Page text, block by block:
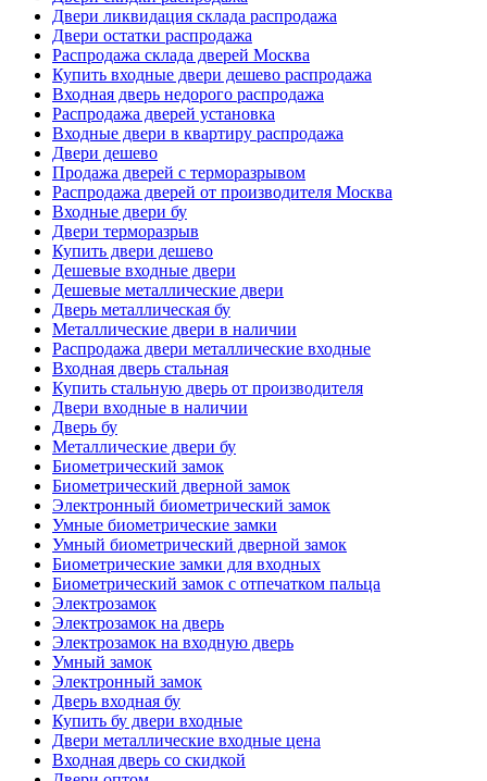
Двери ликвидация склада распродажа
Двери остатки распродажа
Распродажа склада дверей Москва
Купить входные двери дешево распродажа
Входная дверь недорого распродажа
Распродажа дверей установка
Входные двери в квартиру распродажа
Двери дешево
Продажа дверей с терморазрывом
Распродажа дверей от производителя Москва
Входные двери бу
Двери терморазрыв
Купить двери дешево
Дешевые входные двери
Дешевые металлические двери
Дверь металлическая бу
Металлические двери в наличии
Распродажа двери металлические входные
Входная дверь стальная
Купить стальную дверь от производителя
Двери входные в наличии
Дверь бу
Металлические двери бу
Биометрический замок
Биометрический дверной замок
Электронный биометрический замок
Умные биометрические замки
Умный биометрический дверной замок
Биометрические замки для входных
Биометрический замок с отпечатком пальца
Электрозамок
Электрозамок на дверь
Электрозамок на входную дверь
Умный замок
Электронный замок
Дверь входная бу
Купить бу двери входные
Двери металлические входные цена
Входная дверь со скидкой